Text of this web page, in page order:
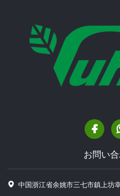
お問い
中国浙江省余姚市三七市鎮上坊